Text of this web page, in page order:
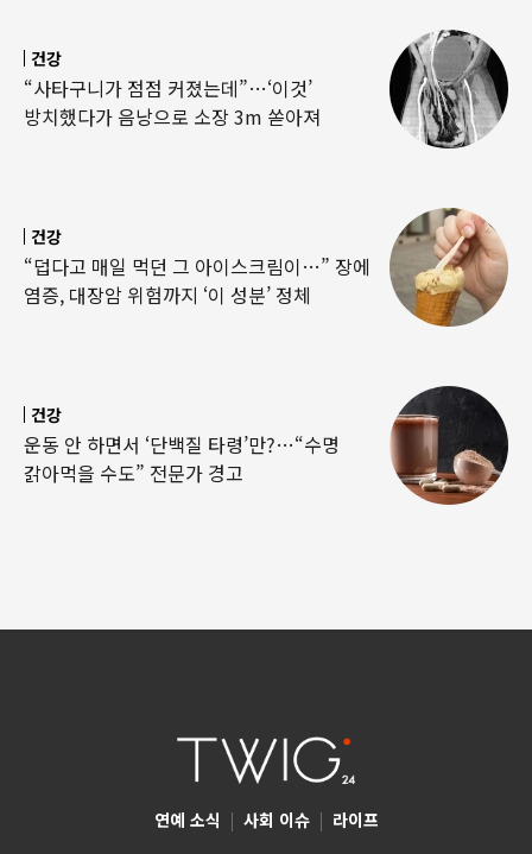
건강
“사타구니가 점점 커졌는데”…‘이것’
방치했다가 음낭으로 소장 3m 쏟아져
건강
“덥다고 매일 먹던 그 아이스크림이…” 장에
염증, 대장암 위험까지 ‘이 성분’ 정체
건강
운동 안 하면서 ‘단백질 타령’만?…“수명
갉아먹을 수도” 전문가 경고
연예 소식 | 사회 이슈 | 라이프